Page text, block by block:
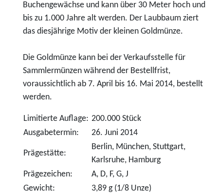
Buchengewächse und kann über 30 Meter hoch und
bis zu 1.000 Jahre alt werden. Der Laubbaum ziert
das diesjährige Motiv der kleinen Goldmünze.
Die Goldmünze kann bei der Verkaufsstelle für
Sammlermünzen während der Bestellfrist,
voraussichtlich ab 7. April bis 16. Mai 2014, bestellt
werden.
Limitierte Auflage: 200.000 Stück
Ausgabetermin:
26. Juni 2014
Prägestätte:
Berlin, München, Stuttgart,
Karlsruhe, Hamburg
Prägezeichen:
A, D, F, G, J
Gewicht:
3,89 g (1/8 Unze)